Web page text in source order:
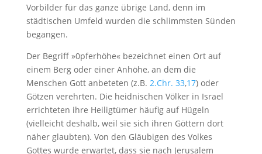
Vorbilder für das ganze übrige Land, denn im
städtischen Umfeld wurden die schlimmsten Sünden
begangen.
Der Begriff »0pferhöhe« bezeichnet einen Ort auf
einem Berg oder einer Anhöhe, an dem die
Menschen Gott anbeteten (z.B. 2.Chr. 33,17) oder
Götzen verehrten. Die heidnischen Völker in Israel
errichteten ihre Heiligtümer häufig auf Hügeln
(vielleicht deshalb, weil sie sich ihren Göttern dort
näher glaubten). Von den Gläubigen des Volkes
Gottes wurde erwartet, dass sie nach Jerusalem